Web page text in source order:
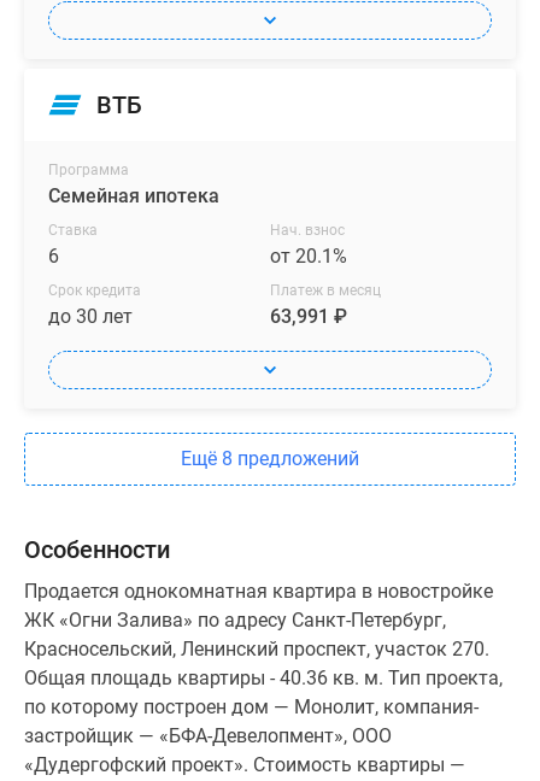
ВТБ
Программа
Семейная ипотека
Ставка
6
Нач. взнос
от 20.1%
Срок кредита
до 30 лет
Платеж в месяц
63,991 ₽
Ещё 8 предложений
Особенности
Продается однокомнатная квартира в новостройке
ЖК «Огни Залива» по адресу Санкт-Петербург,
Красносельский, Ленинский проспект, участок 270.
Общая площадь квартиры - 40.36 кв. м. Тип проекта,
по которому построен дом — Монолит, компания-
застройщик — «БФА-Девелопмент», ООО
«Дудергофский проект». Стоимость квартиры —